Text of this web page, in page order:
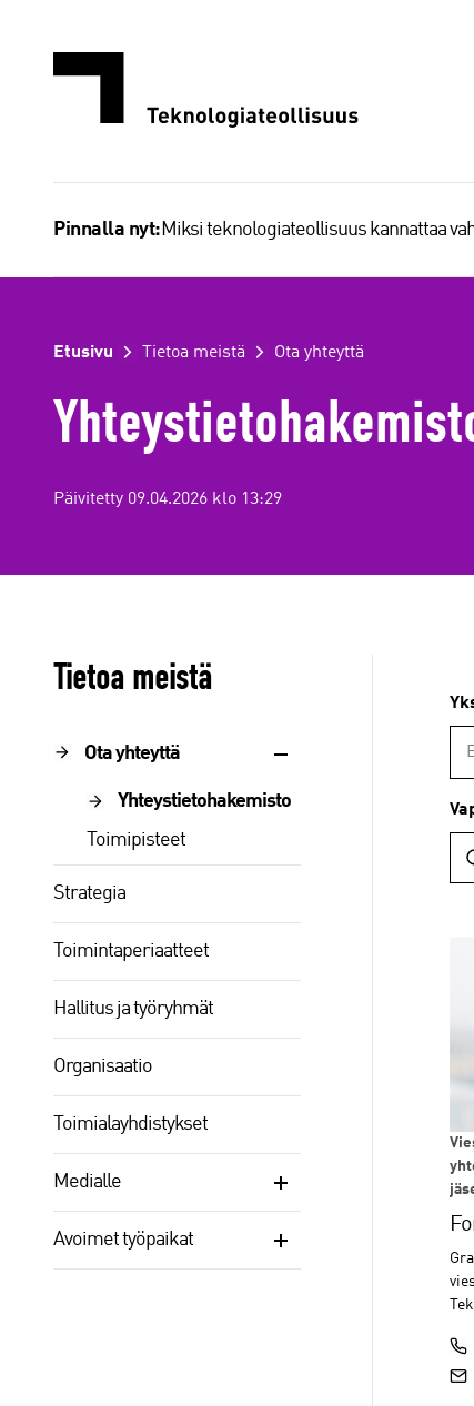
Pinnalla nyt: Miksi teknologiateollisuus kannattaa
Etusivu Tietoa meistä Ota yhteyttä
Päivitetty 09.04.2026 klo 13:29
Tietoa meistä
Ota yhteyttä
Yhteystietohakemisto
Toimipisteet
Strategia
Toimintaperiaatteet
Hallitus ja työryhmät
Organisaatio
Toimialayhdistykset
Medialle
Avoimet työpaikat